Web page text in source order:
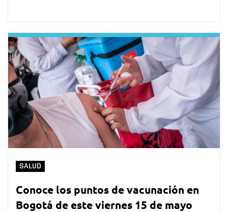
SALUD
Conoce los puntos de vacunación en
Bogotá de este viernes 15 de mayo